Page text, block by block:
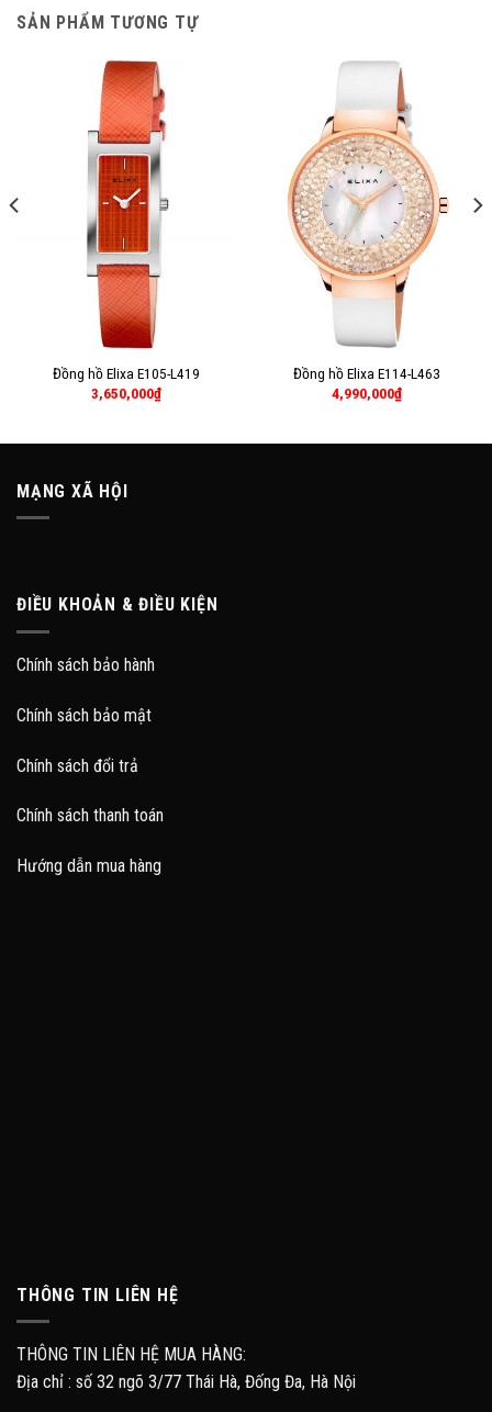
SẢN PHẨM TƯƠNG TỰ
Đồng hồ Elixa E105-L419
3,650,000₫
Đồng hồ Elixa E114-L463
4,990,000₫
MẠNG XÃ HỘI
ĐIỀU KHOẢN & ĐIỀU KIỆN
Chính sách bảo hành
Chính sách bảo mật
Chính sách đổi trả
Chính sách thanh toán
Hướng dẫn mua hàng
THÔNG TIN LIÊN HỆ
THÔNG TIN LIÊN HỆ MUA HÀNG:
Địa chỉ : số 32 ngõ 3/77 Thái Hà, Đống Đa, Hà Nội